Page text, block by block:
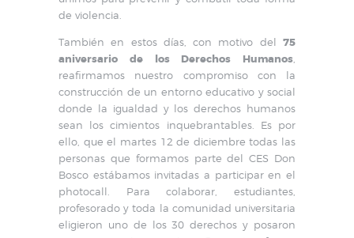
de violencia.
También en estos días, con motivo del 75
aniversario de los Derechos Humanos
reafirmamos nuestro compromiso con la
construcción de un entorno educativo y social
donde la igualdad y los derechos humanos
sean los cimientos inquebrantables. Es por
ello, que el martes 12 de diciembre todas las
personas que formamos parte del CES Don
Bosco estábamos invitadas a participar en el
photocall. Para colaborar, estudiantes,
profesorado y toda la comunidad universitaria
eligieron uno de los 30 derechos y posaron